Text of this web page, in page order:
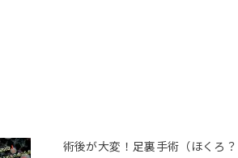
術後が大変！足裏手術（ほくろ？